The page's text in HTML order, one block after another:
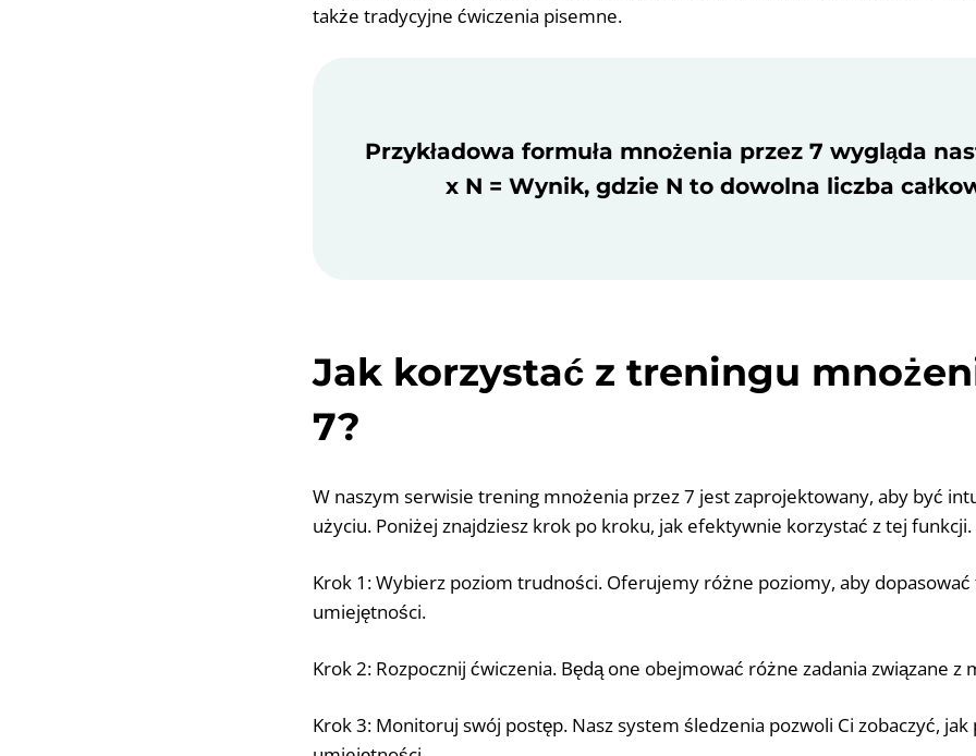
także tradycyjne ćwiczenia pisemne.
Przykładowa formuła mnożenia przez 7 wygląda
x N = Wynik, gdzie N to dowolna liczba
Jak korzystać z treningu
7?
W naszym serwisie trening mnożenia przez 7 jest zaprojektowany, aby być
użyciu. Poniżej znajdziesz krok po kroku, jak efektywnie korzystać z tej funkcji.
Krok 1: Wybierz poziom trudności. Oferujemy różne poziomy, aby
umiejętności.
Krok 2: Rozpocznij ćwiczenia. Będą one obejmować różne zadania związane z
Krok 3: Monitoruj swój postęp. Nasz system śledzenia pozwoli Ci zobaczyć,